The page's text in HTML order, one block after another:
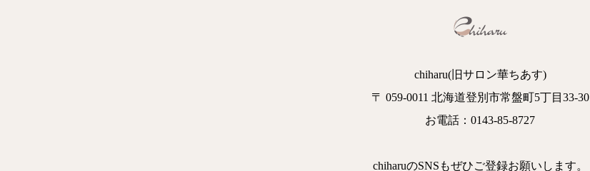
chiharu(旧サロン華ちあす)
〒 059-0011 北海道登別市常盤町5丁目33-30
お電話：0143-85-8727
chiharuのSNSもぜひご登録お願いします。